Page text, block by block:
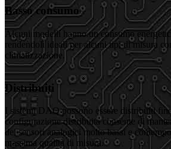
Basso consumo
Alcuni modelli hanno un consumo
rendendoli ideali per alcuni tipi di misura
climatizzazione.
Distribuiti
I sistemi DAQ possono essere distribuiti
configurazione distribuita consente di
dei sensori analogici molto bassi e
massima qualità di misura.